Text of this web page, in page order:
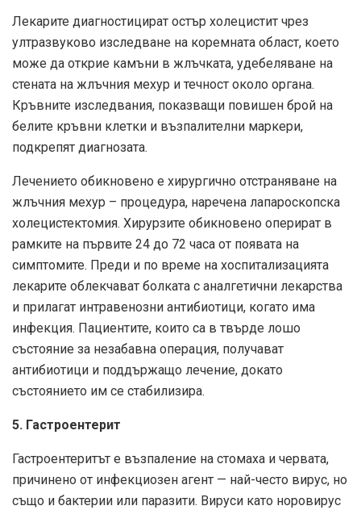
Лекарите диагностицират остър холецистит чрез
ултразвуково изследване на коремната област, което
може да открие камъни в жлъчката, удебеляване на
стената на жлъчния мехур и течност около органа.
Кръвните изследвания, показващи повишен брой на
белите кръвни клетки и възпалителни маркери,
подкрепят диагнозата.
Лечението обикновено е хирургично отстраняване на
жлъчния мехур – процедура, наречена лапароскопска
холецистектомия. Хирурзите обикновено оперират в
рамките на първите 24 до 72 часа от появата на
симптомите. Преди и по време на хоспитализацията
лекарите облекчават болката с аналгетични лекарства
и прилагат интравенозни антибиотици, когато има
инфекция. Пациентите, които са в твърде лошо
състояние за незабавна операция, получават
антибиотици и поддържащо лечение, докато
състоянието им се стабилизира.
5. Гастроентерит
Гастроентеритът е възпаление на стомаха и червата,
причинено от инфекциозен агент — най-често вирус, но
също и бактерии или паразити. Вируси като норовирус